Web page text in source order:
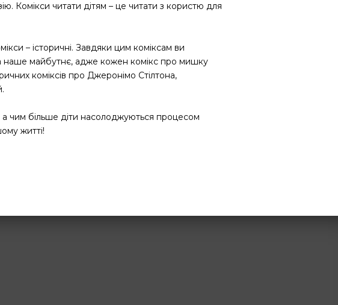
Комікси читати дітям – це читати з користю для
– історичні. Завдяки цим коміксам ви
наше майбутнє, адже кожен комікс про мишку
коміксів про Джеронімо Стілтона,
чим більше діти насолоджуються процесом
житті!